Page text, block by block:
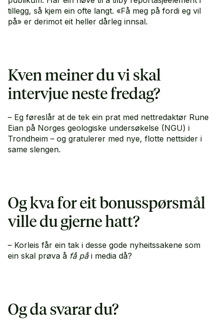
tillegg, så kjem ein ofte langt. «Få meg på fordi eg vil
på» er derimot eit heller dårleg innsal.
Kven meiner du vi skal
intervjue neste fredag?
– Eg føreslår at de tek ein prat med nettredaktør Rune
Eian på Norges geologiske undersøkelse (NGU) i
Trondheim – og gratulerer med nye, flotte nettsider i
same slengen.
Og kva for eit bonusspørsmål
ville du gjerne hatt?
– Korleis får ein tak i desse gode nyheitssakene som
ein skal prøva å få påi media då?
Og da svarar du?